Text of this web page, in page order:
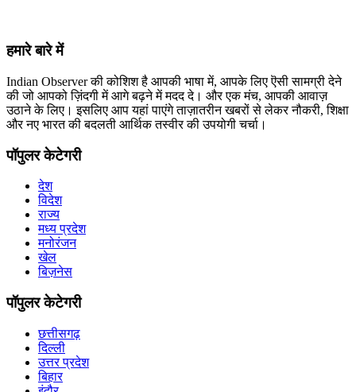
हमारे बारे में
Indian Observer की कोशिश है आपकी भाषा में, आपके लिए ऎसी सामग्री देने
की जो आपको ज़िंदगी में आगे बढ़ने में मदद दे। और एक मंच, आपकी आवाज़
उठाने के लिए। इसलिए आप यहां पाएंगे ताज़ातरीन खबरों से लेकर नौकरी, शिक्षा
और नए भारत की बदलती आर्थिक तस्वीर की उपयोगी चर्चा।
पॉपुलर केटेगरी
देश
विदेश
राज्य
मध्य प्रदेश
मनोरंजन
खेल
बिज़नेस
पॉपुलर केटेगरी
छत्तीसगढ़
दिल्ली
उत्तर प्रदेश
बिहार